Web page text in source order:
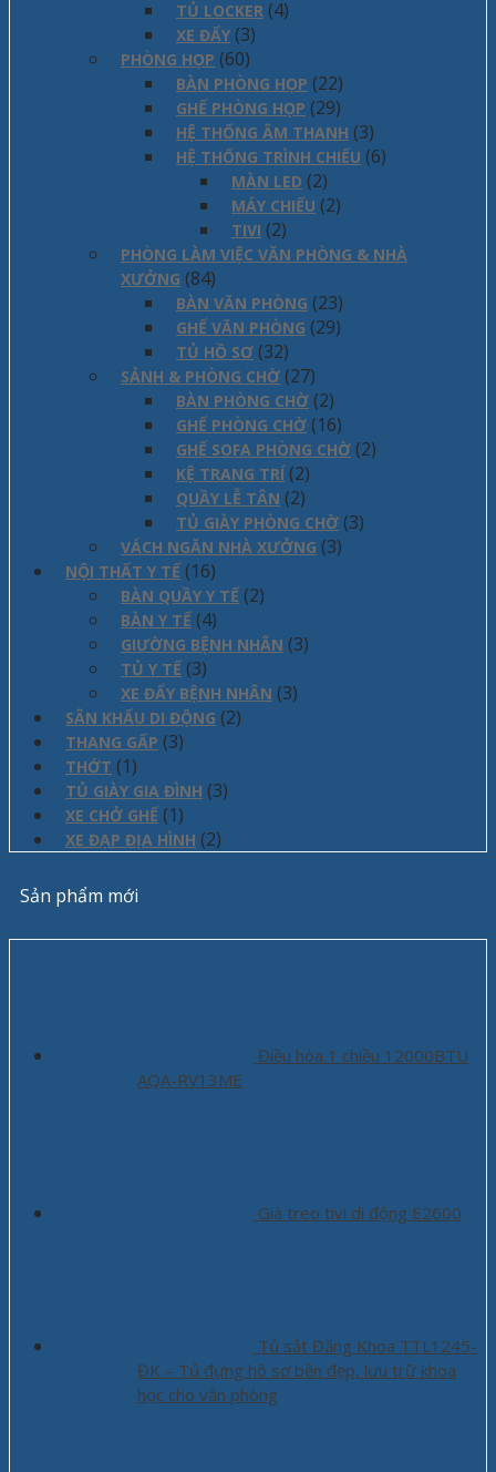
TỦ LOCKER (4)
XE ĐẨY (3)
PHÒNG HỌP (60)
BÀN PHÒNG HỌP (22)
GHẾ PHÒNG HỌP (29)
HỆ THỐNG ÂM THANH (3)
HỆ THỐNG TRÌNH CHIẾU (6)
MÀN LED (2)
MÁY CHIẾU (2)
TIVI (2)
PHÒNG LÀM VIỆC VĂN PHÒNG & NHÀ
XƯỞNG (84)
BÀN VĂN PHÒNG (23)
GHẾ VĂN PHÒNG (29)
TỦ HỒ SƠ (32)
SẢNH & PHÒNG CHỜ (27)
BÀN PHÒNG CHỜ (2)
GHẾ PHÒNG CHỜ (16)
GHẾ SOFA PHÒNG CHỜ (2)
KỆ TRANG TRÍ (2)
QUẦY LỄ TÂN (2)
TỦ GIÀY PHÒNG CHỜ (3)
VÁCH NGĂN NHÀ XƯỞNG (3)
NỘI THẤT Y TẾ (16)
BÀN QUẦY Y TẾ (2)
BÀN Y TẾ (4)
GIƯỜNG BỆNH NHÂN (3)
TỦ Y TẾ (3)
XE ĐẨY BỆNH NHÂN (3)
SÂN KHẤU DI ĐỘNG (2)
THANG GẤP (3)
THỚT (1)
TỦ GIÀY GIA ĐÌNH (3)
XE CHỞ GHẾ (1)
XE ĐẠP ĐỊA HÌNH (2)
Sản phẩm mới
Điều hòa 1 chiều 12000BTU
AQA-RV13ME
Giá treo tivi di động E2600
Tủ sắt Đăng Khoa TTL1245-
ĐK – Tủ đựng hồ sơ bền đẹp, lưu trữ khoa
học cho văn phòng